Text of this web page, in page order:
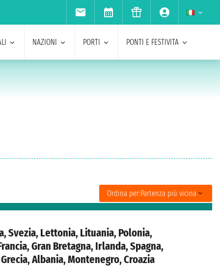
NAZIONI PORTI PONTI E FESTIVITA
Ordina per:Partenza più vicina
Svezia, Lettonia, Lituania, Polonia,
Gran Bretagna, Irlanda, Spagna,
Albania, Montenegro, Croazia